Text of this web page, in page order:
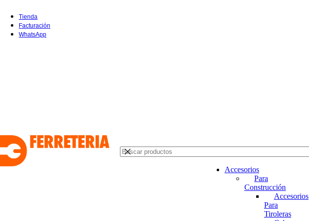
Tienda
Facturación
WhatsApp
Accesorios
Para
Construcción
Accesorios
Para
Tiroleras